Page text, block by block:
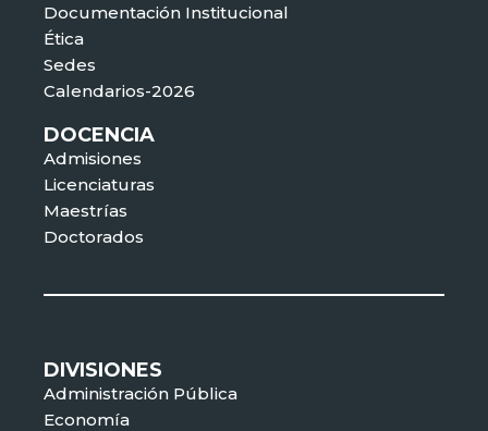
Documentación Institucional
Ética
Sedes
Calendarios-2026
DOCENCIA
Admisiones
Licenciaturas
Maestrías
Doctorados
DIVISIONES
Administración Pública
Economía